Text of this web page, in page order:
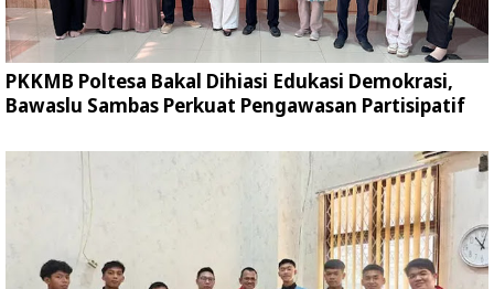
PKKMB Poltesa Bakal Dihiasi Edukasi Demokrasi,
Bawaslu Sambas Perkuat Pengawasan Partisipatif